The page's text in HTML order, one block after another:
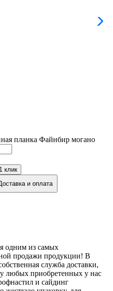
планка Файнбир могано
клик
и оплата
одним из самых
продажи продукции! В
служба доставки,
любых приобретенных у нас
и сайдинг